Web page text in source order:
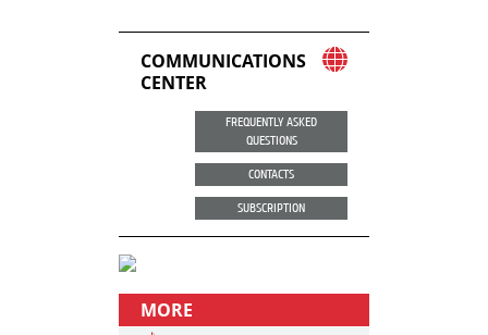
COMMUNICATIONS
CENTER
FREQUENTLY ASKED
QUESTIONS
CONTACTS
SUBSCRIPTION
MORE